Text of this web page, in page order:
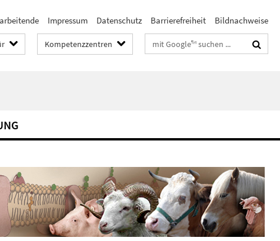
Impressum Datenschutz Barrierefreiheit Bildnachweise
Kompetenzzentren Suchbegriffe